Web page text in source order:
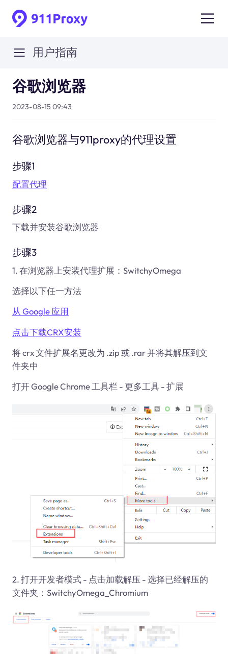
用户指南
谷歌浏览器
2023-08-15 09:43
谷歌浏览器与911proxy的代理设置
步骤1
配置代理
步骤2
下载并安装谷歌浏览器
步骤3
1. 在浏览器上安装代理扩展：SwitchyOmega
选择以下任一方法
从 Google 应用
点击下载CRX安装
将 crx 文件扩展名更改为 .zip 或 .rar 并将其解压到文
件夹中
打开 Google Chrome 工具栏 - 更多工具 - 扩展
2. 打开开发者模式 - 点击加载解压 - 选择已经解压的
文件夹：SwitchyOmega_Chromium